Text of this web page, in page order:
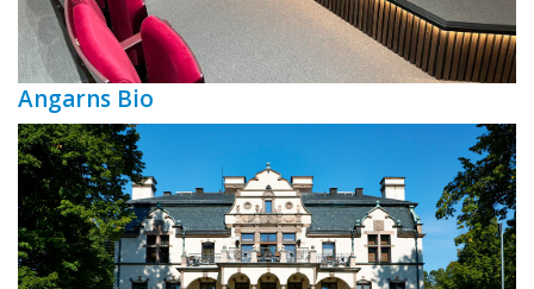
Angarns Bio